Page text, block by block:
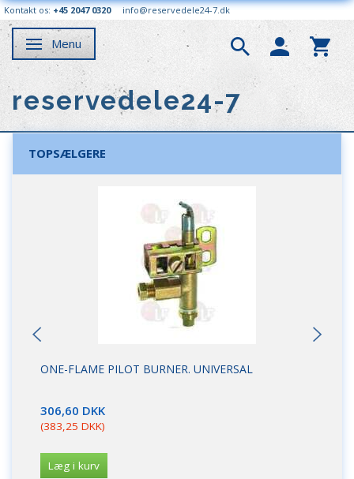
Kontakt os:+45 2047 0320 info@reservedele24-7.dk
Skifte navigation
Menu
reservedele24-7
TOPSÆLGERE
ONE-FLAME PILOT BURNER. UNIVERSAL
306,60 DKK
(383,25 DKK)
Læg i kurv